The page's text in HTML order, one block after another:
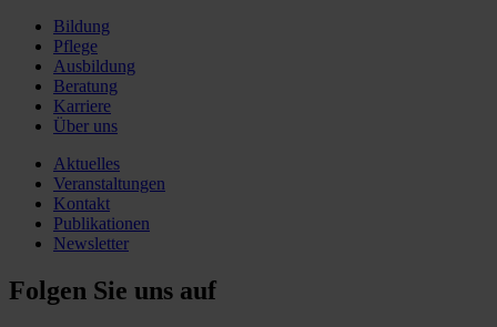
Bildung
Pflege
Ausbildung
Beratung
Karriere
Über uns
Aktuelles
Veranstaltungen
Kontakt
Publikationen
Newsletter
Folgen Sie uns auf